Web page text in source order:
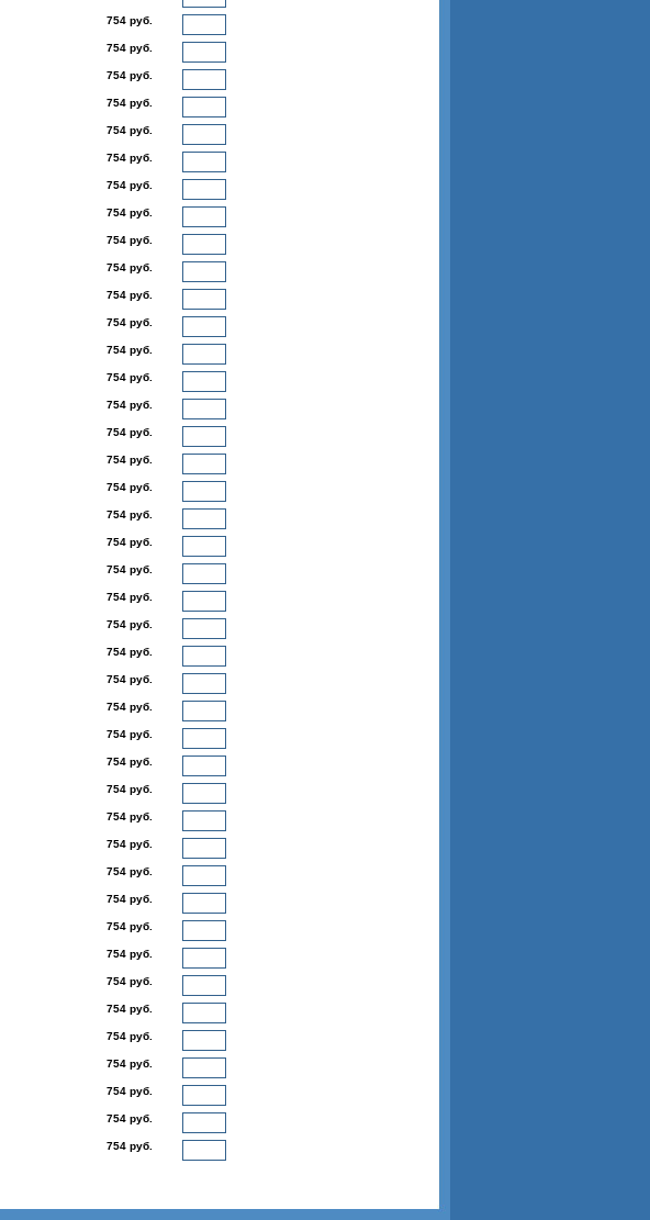
754 руб.
754 руб.
754 руб.
754 руб.
754 руб.
754 руб.
754 руб.
754 руб.
754 руб.
754 руб.
754 руб.
754 руб.
754 руб.
754 руб.
754 руб.
754 руб.
754 руб.
754 руб.
754 руб.
754 руб.
754 руб.
754 руб.
754 руб.
754 руб.
754 руб.
754 руб.
754 руб.
754 руб.
754 руб.
754 руб.
754 руб.
754 руб.
754 руб.
754 руб.
754 руб.
754 руб.
754 руб.
754 руб.
754 руб.
754 руб.
754 руб.
754 руб.